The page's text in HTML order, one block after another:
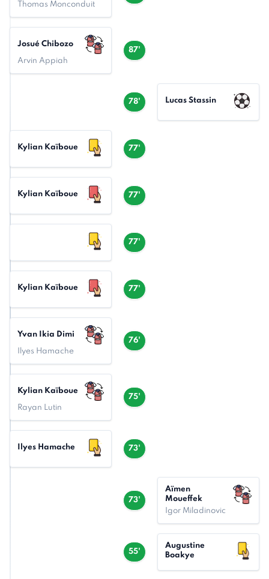
Thomas Monconduit
87'
Josué Chibozo
Arvin Appiah
78' Lucas Stassin
77'
Kylian Kaïboue
77'
Kylian Kaïboue
77'
77'
Kylian Kaïboue
76'
Yvan Ikia Dimi
Ilyes Hamache
75'
Kylian Kaïboue
Rayan Lutin
73'
Ilyes Hamache
73'
Aïmen
Moueffek
Igor Miladinovic
55'
Augustine
Boakye